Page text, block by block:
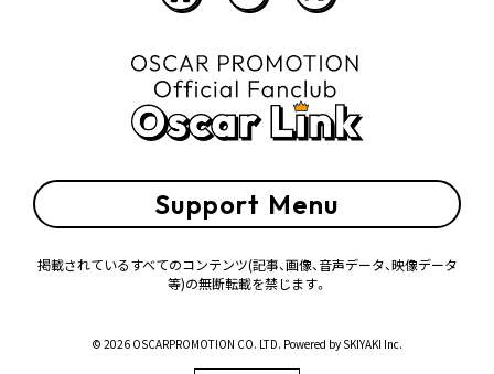
Support Menu
掲載されているすべてのコンテンツ(記事、画像、音声データ、映像データ
等)の無断転載を禁じます。
© 2026 OSCARPROMOTION CO. LTD. Powered by SKIYAKI Inc.